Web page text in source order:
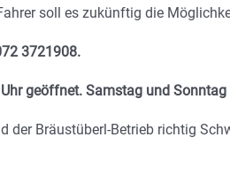
soll es zukünftig die
3721908.
geöffnet. Samstag und Sonntag
der Bräustüberl-Betrieb richtig